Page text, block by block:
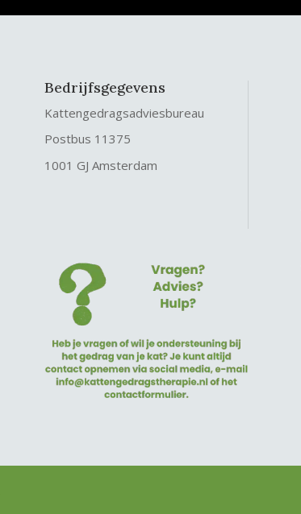
Bedrijfsgegevens
Kattengedragsadviesbureau
Postbus 11375
1001 GJ Amsterdam